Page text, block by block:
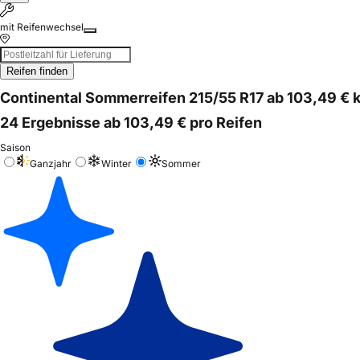
mit Reifenwechsel
Reifen finden
Continental Sommerreifen 215/55 R17 ab 103,49 €
24 Ergebnisse ab 103,49 € pro Reifen
Saison
Ganzjahr
Winter Sommer